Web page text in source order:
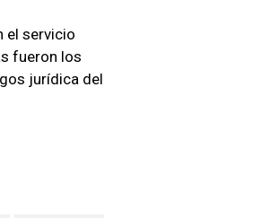
el servicio
fueron los
jurídica del